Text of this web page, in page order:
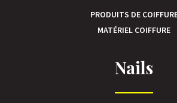
PRODUITS DE
MATÉRIEL COIFFURE
Nails